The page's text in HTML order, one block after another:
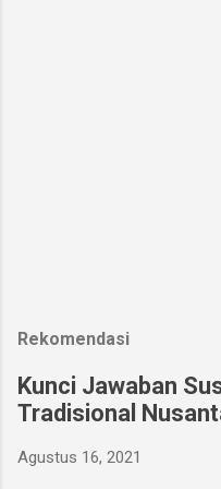
Rekomendasi
Kunci Jawaban
Tradisional
Agustus 16, 2021